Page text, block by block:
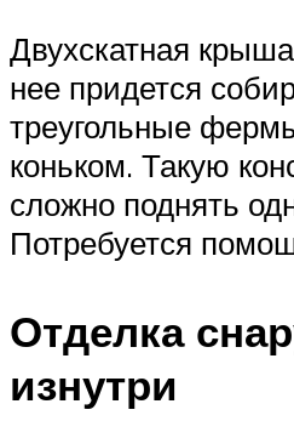
Двухскатная
нее придется
треугольные
коньком. Такую
сложно поднять
Потребуется
Отделка
изнутри